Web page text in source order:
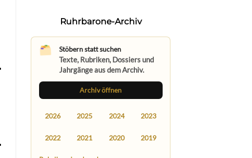
Ruhrbarone-Archiv
Stöbern statt suchen
Texte, Rubriken, Dossiers und
Jahrgänge aus dem Archiv.
Archiv öffnen
2026 2025 2024 2023
2022 2021 2020 2019